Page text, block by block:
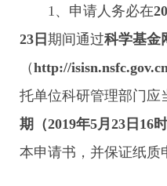
1、申请人务必在
23 日 期间通过科学基金
（http://
托单位科研管理部门应
期（2019年5月 23 日 16时
本申请书，并保证纸质